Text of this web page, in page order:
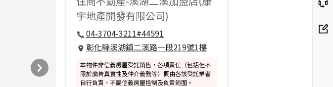
宇地產開發有限公司)
04-3704-3211#44591
彰化縣溪湖鎮二溪路一段219號1樓
本物件非信義房屋受託銷售，各項責任（包括但不
限於廣告真實性及仲介義務等）概由各該受託業者
自行負責，不屬信義房屋控制及負責範圍。